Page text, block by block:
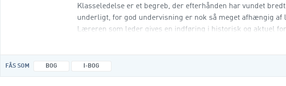
Klasseledelse er et begreb, der efterhånden har vundet
underligt, for god undervisning er nok så meget afhængig
Læreren som leder gives en indføring i historisk og aktuel
FÅS SOM BOG I-BOG